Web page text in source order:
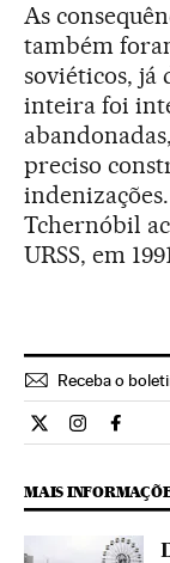
As
também
soviéticos, já
inteira foi
preciso
Tchernóbil
URSS, em
Receba o
Cultura El País
Cultura El
MAIS